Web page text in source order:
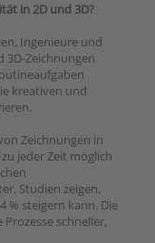
in 2D und 3D?
Ingenieure und
3D-Zeichnungen
kreativen und
Zeichnungen in
jeder Zeit möglich
Studien zeigen,
% steigern kann. Die
schneller,